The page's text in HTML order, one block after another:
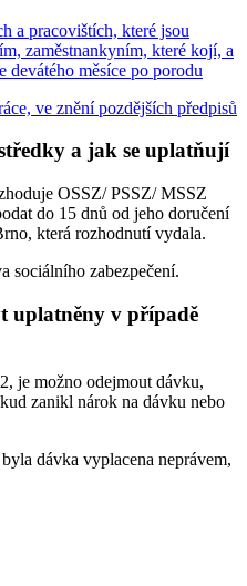
a pracovištích, které jsou
zaměstnankyním, které kojí, a
devátého měsíce po porodu
ve znění pozdějších předpisů
a jak se uplatňují
OSSZ/ PSSZ/ MSSZ
do 15 dnů od jeho doručení
která rozhodnutí vydala.
sociálního zabezpečení.
uplatněny v případě
je možno odejmout dávku,
zanikl nárok na dávku nebo
dávka vyplacena neprávem,